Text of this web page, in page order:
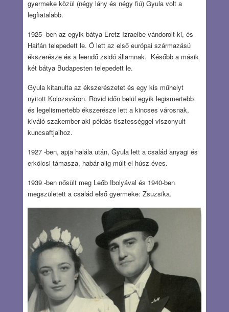
gyermeke közül (négy lány és négy fiú) Gyula volt a
legfiatalabb.
1925 -ben az egyik bátya Eretz Izraelbe vándorolt ki, és
Haifán telepedett le. Ő lett az első európai származású
ékszerésze és a leendő zsidó államnak. Később a másik
két bátya Budapesten telepedett le.
Gyula kitanulta az ékszerészetet és egy kis műhelyt
nyitott Kolozsváron. Rövid időn belül egyik legismertebb
és legelismertebb ékszerésze lett a kincses városnak,
kiváló szakember aki példás tisztességgel viszonyult
kuncsaftjaihoz.
1927 -ben, apja halála után, Gyula lett a család anyagi és
erkölcsi támasza, habár alig múlt el húsz éves.
1939 -ben nősült meg Leőb Ibolyával és 1940-ben
megszületett a család első gyermeke: Zsuzsika.